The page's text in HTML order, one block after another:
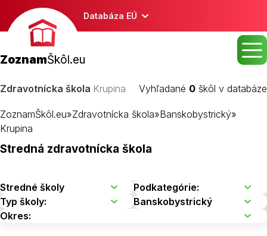
Databáza EÚ
ZoznamŠkôl.eu
Zdravotnícka škola Krupina Vyhľadané 0 škôl v databáze
ZoznamŠkôl.eu»Zdravotnícka škola»Banskobystrický»
Krupina
Stredná zdravotnícka škola